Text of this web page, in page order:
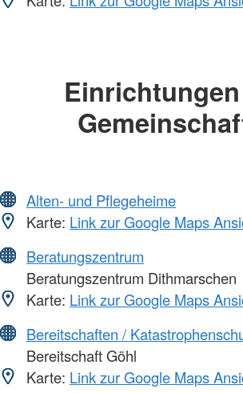
Alten- und Pflegeheime
Karte: Link zur Google Maps
Beratungszentrum
Beratungszentrum Dithmarschen
Karte: Link zur Google Maps
Bereitschaften /
Bereitschaft Göhl
Karte: Link zur Google Maps